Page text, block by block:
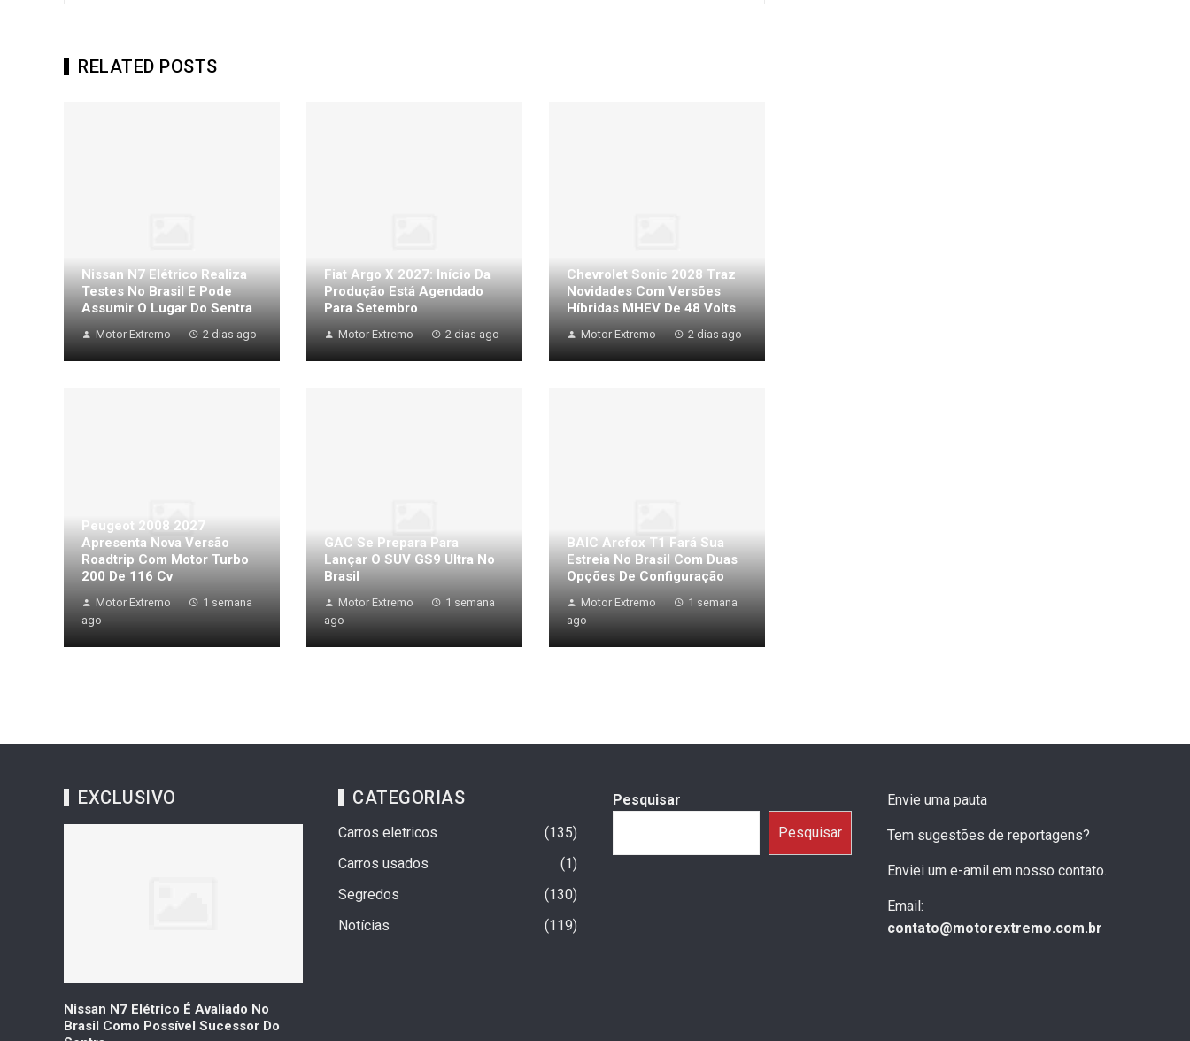
RELATED POSTS
Nissan N7 Elétrico Realiza
Testes No Brasil E Pode
Assumir O Lugar Do Sentra
Motor Extremo 2 dias ago
Fiat Argo X 2027: Início Da
Produção Está Agendado
Para Setembro
Motor Extremo 2 dias ago
Chevrolet Sonic 2028 Traz
Novidades Com Versões
Híbridas MHEV De 48 Volts
Motor Extremo 2 dias ago
Peugeot 2008 2027
Apresenta Nova Versão
Roadtrip Com Motor Turbo
200 De 116 Cv
Motor Extremo
1 semana
ago
GAC Se Prepara Para
Lançar O SUV GS9 Ultra No
Brasil
Motor Extremo
1 semana
ago
BAIC Arcfox T1 Fará Sua
Estreia No Brasil Com Duas
Opções De Configuração
Motor Extremo
1 semana
ago
EXCLUSIVO
Nissan N7 Elétrico É Avaliado No
Brasil Como Possível Sucessor Do
CATEGORIAS
Carros eletricos
135
Carros usados
1
Segredos
130
Notícias
119
Pesquisar
Pesquisar
Envie uma pauta
Tem sugestões de reportagens?
Enviei um e-amil em nosso contato.
Email:
contato@motorextremo.com.br